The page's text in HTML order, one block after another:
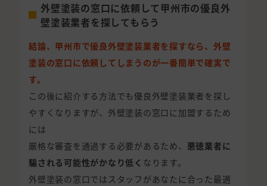
外壁塗装の窓口に依頼して甲州市の優良外
壁塗装業者を探してもらう
結論、甲州市で優良外壁塗装業者を探すなら、外壁
塗装の窓口に依頼してしまうのが一番簡単で確実で
す。
この後に紹介する方法でも優良外壁塗装業者を探し
やすくなりますが、外壁塗装の窓口に加盟するため
には
厳格な審査を通過する必要があるため、 悪徳業者に
騙される可能性がかなり低く なります。
外壁塗装の窓口ではスタッフがあなたに合った最適